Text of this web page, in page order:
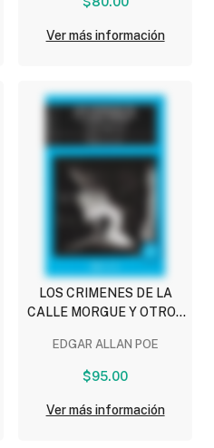
Ver más información
LOS CRIMENES DE LA
CALLE MORGUE Y OTROS
INTEGRA)
EDGAR ALLAN POE
$95.00
Ver más información